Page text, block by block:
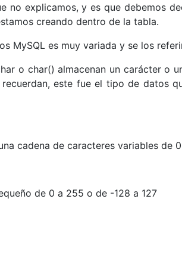
no explicamos, y es que debemos
creando dentro de la tabla.
MySQL es muy variada y se los
o char() almacenan un carácter o
este fue el tipo de datos
cadena de caracteres variables de
de 0 a 255 o de -128 a 127